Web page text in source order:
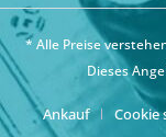
* Alle Preise
Dieses
Ankauf Cookie